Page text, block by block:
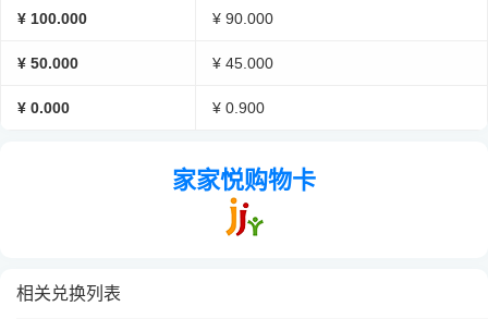
¥ 100.000 ¥ 90.000
¥ 50.000 ¥ 45.000
¥ 0.000 ¥ 0.900
家家悦购物卡
相关兑换列表